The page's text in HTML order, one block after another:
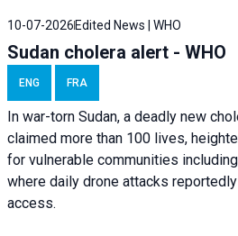
10-07-2026 Edited News | WHO
Sudan cholera alert - WHO
ENG FRA
In war-torn Sudan, a deadly new
claimed more than 100 lives,
for vulnerable communities
where daily drone attacks
access.